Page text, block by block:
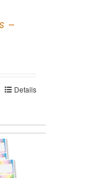
–
Details